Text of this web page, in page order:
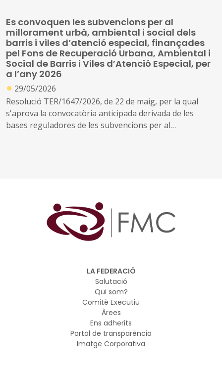
Es convoquen les subvencions per al
millorament urbà, ambiental i social dels
barris i viles d’atenció especial, finançades
pel Fons de Recuperació Urbana, Ambiental i
Social de Barris i Viles d’Atenció Especial, per
a l’any 2026
● 29/05/2026
Resolució TER/1647/2026, de 22 de maig, per la qual
s'aprova la convocatòria anticipada derivada de les
bases reguladores de les subvencions per al
LA FEDERACIÓ
Salutació
Qui som?
Comitè Executiu
Àrees
Ens adherits
Portal de transparència
Imatge Corporativa